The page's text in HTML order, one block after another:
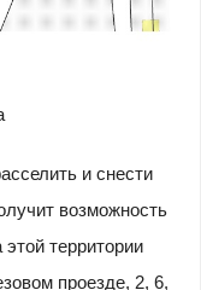
и снести
возможность
территории
проезде, 2, 6,